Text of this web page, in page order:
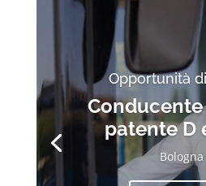
Opportunità
patente D
Bologna